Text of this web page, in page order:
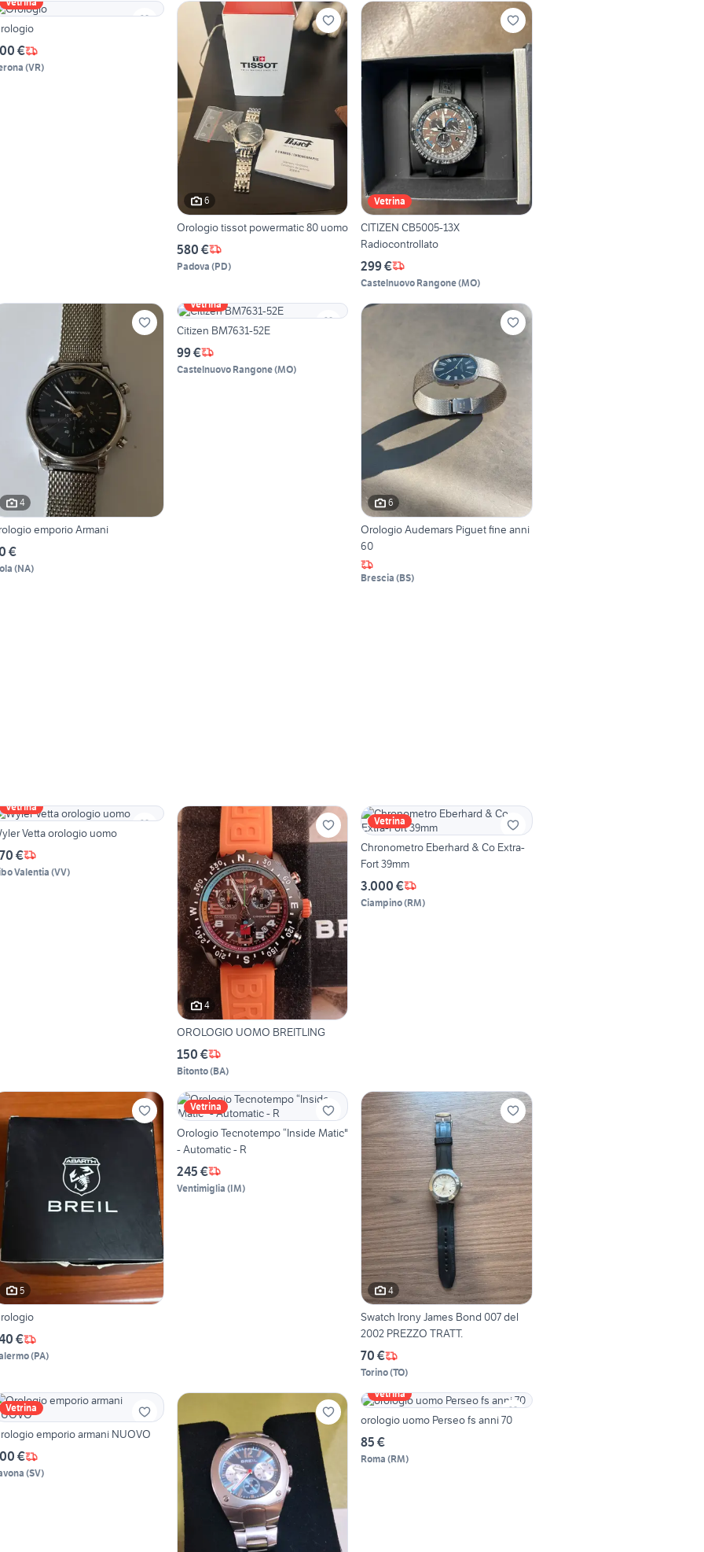
€
(VR)
6
Orologio tissot powermatic 80 uomo
580 €
Padova (PD)
Vetrina
CITIZEN CB5005-13X
Radiocontrollato
299 €
Castelnuovo Rangone(MO)
4
emporio Armani
€
(NA)
Vetrina
Citizen BM7631-52E
99 €
Castelnuovo Rangone(MO)
6
Orologio Audemars Piguet fine anni
60
Brescia (BS)
Vetrina
Vetta orologio uomo
€
Valentia (VV)
4
OROLOGIO UOMO BREITLING
150 €
Bitonto(BA)
Vetrina
Chronometro Eberhard & Co Extra-
Fort 39mm
3.000 €
Ciampino(RM)
5
€
(PA)
Vetrina
Orologio Tecnotempo “Inside Matic"
- Automatic - R
245 €
Ventimiglia (IM)
4
Swatch Irony James Bond 007 del
2002 PREZZO TRATT.
70 €
Torino(TO)
Vetrina
emporio armani NUOVO
€
(SV)
Vetrina
orologio uomo Perseo fs anni 70
85 €
Roma (RM)